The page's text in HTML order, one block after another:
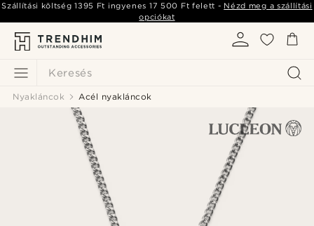
Keresés
Szállítási költség1395 Ft ingyenes 17 500 Ft felett - Nézd meg a szállítási
opciókat
Nyakláncok Acél nyakláncok